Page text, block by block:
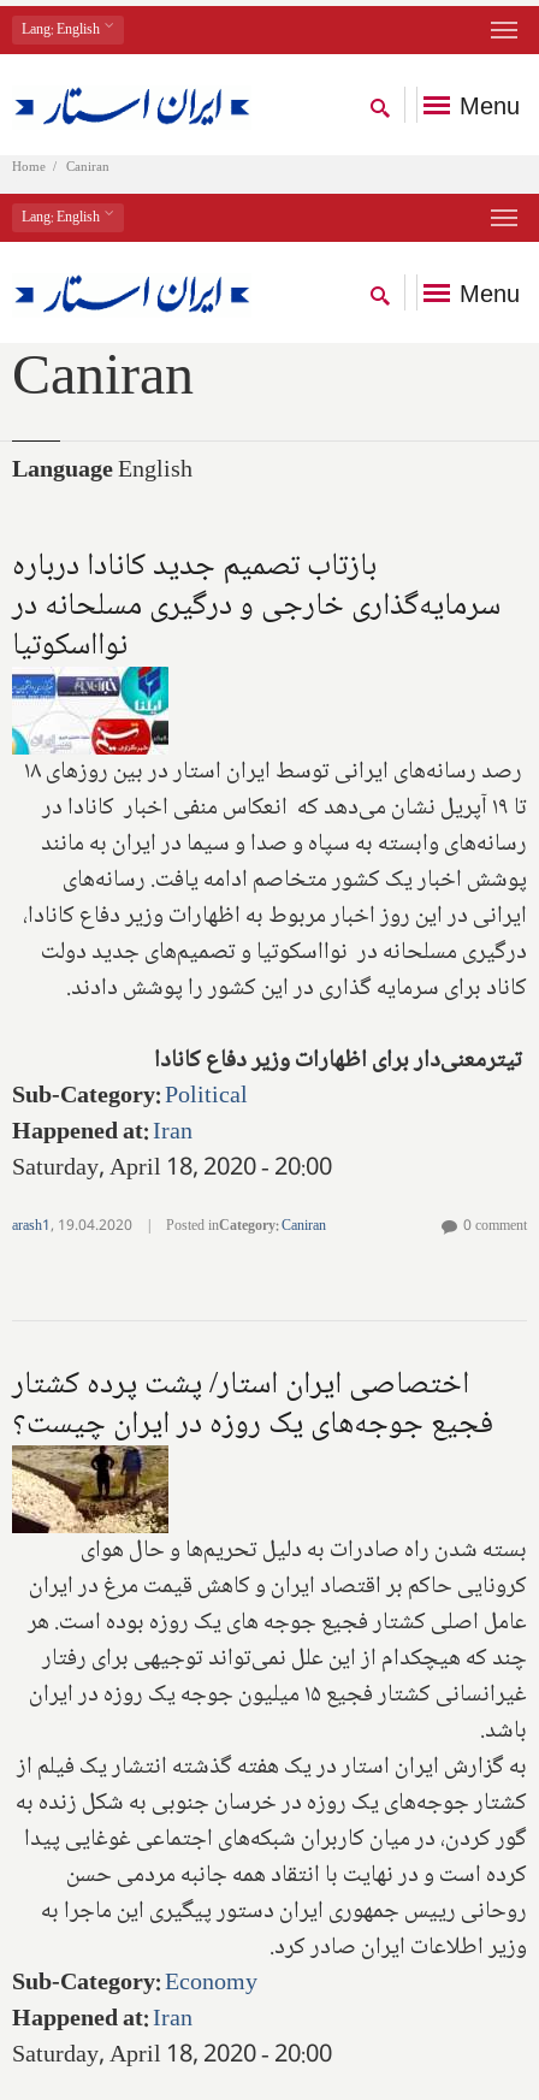
Lang: English
Menu
Home Caniran
Lang: English
Menu
Caniran
LanguageEnglish
بازتاب تصمیم جدید کانادا درباره
سرمایه‌گذاری خارجی و درگیری مسلحانه در
نوااسکوتیا
رصد رسانه‌های ایرانی توسط ایران استار در بین روزهای ۱۸
تا ۱۹ آپریل نشان می‌دهد که انعکاس منفی اخبار کانادا در
رسانه‌های وابسته به سپاه و صدا و سیما در ایران به مانند
پوشش اخبار یک کشور متخاصم ادامه یافت. رسانه‌های
ایرانی در این روز اخبار مربوط به اظهارات وزیر دفاع کانادا،
درگیری مسلحانه در نوااسکوتیا و تصمیم‌های جدید دولت
کاناد برای سرمایه گذاری در این کشور را پوشش دادند.
تیترمعنی‌دار برای اظهارات وزیر دفاع کانادا
Sub-Category:Political
Happened at:Iran
Saturday, April 18, 2020 - 20:00
arash1, 19.04.2020 | Posted inCategory:Caniran 0 comment
اختصاصی ایران استار/ پشت پرده کشتار
فجیع جوجه‌های یک روزه در ایران چیست؟
بسته شدن راه صادرات به دلیل تحریم‌ها و حال هوای
کرونایی حاکم بر اقتصاد ایران و کاهش قیمت مرغ در ایران
عامل اصلی کشتار فجیع جوجه های یک روزه بوده است. هر
چند که هیچکدام از این علل نمی‌تواند توجیهی برای رفتار
غیرانسانی کشتار فجیع ۱۵ میلیون جوجه یک روزه در ایران
باشد.
به گزارش ایران استار در یک هفته گذشته انتشار یک فیلم از
کشتار جوجه‌های یک روزه در خرسان جنوبی به شکل زنده به
گور کردن، در میان کاربران شبکه‌های اجتماعی غوغایی پیدا
کرده است و در نهایت با انتقاد همه جانبه مردمی حسن
روحانی رییس جمهوری ایران دستور پیگیری این ماجرا به
وزیر اطلاعات ایران صادر کرد.
Sub-Category:Economy
Happened at:Iran
Saturday, April 18, 2020 - 20:00